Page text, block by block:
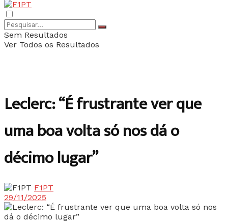
Sem Resultados
Ver Todos os Resultados
Leclerc: “É frustrante ver que
uma boa volta só nos dá o
décimo lugar”
F1PT
29/11/2025